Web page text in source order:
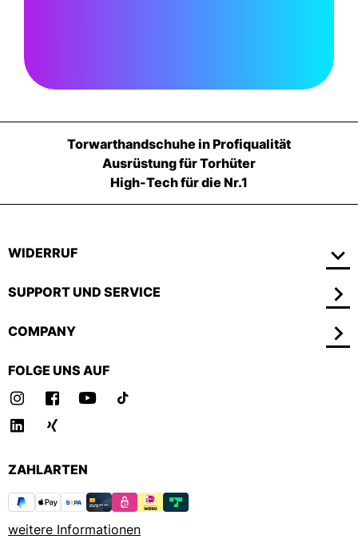
Torwarthandschuhe in Profiqualität
Ausrüstung für Torhüter
High-Tech für die Nr.1
WIDERRUF
SUPPORT UND SERVICE
COMPANY
FOLGE UNS AUF
ZAHLARTEN
weitere Informationen